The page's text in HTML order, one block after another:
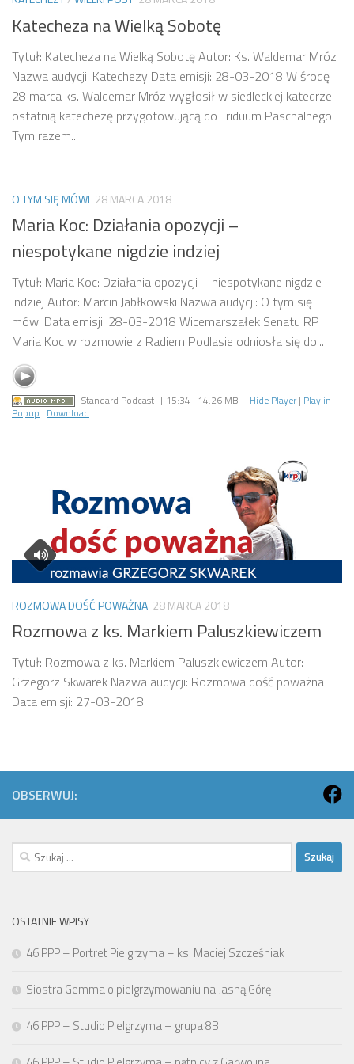
Katecheza na Wielką Sobotę
Tytuł: Katecheza na Wielką Sobotę Autor: Ks. Waldemar Mróz
Nazwa audycji: Katechezy Data emisji: 28-03-2018 W środę
28 marca ks. Waldemar Mróz wygłosił w siedleckiej katedrze
ostatnią katechezę przygotowującą do Triduum Paschalnego.
Tym razem...
O TYM SIĘ MÓWI 28 MARCA 2018
Maria Koc: Działania opozycji –
niespotykane nigdzie indziej
Tytuł: Maria Koc: Działania opozycji – niespotykane nigdzie
indziej Autor: Marcin Jabłkowski Nazwa audycji: O tym się
mówi Data emisji: 28-03-2018 Wicemarszałek Senatu RP
Maria Koc w rozmowie z Radiem Podlasie odniosła się do...
Standard Podcast [ 15:34 | 14.26 MB ] Hide Player | Play in
Popup | Download
ROZMOWA DOŚĆ POWAŻNA 28 MARCA 2018
Rozmowa z ks. Markiem Paluszkiewiczem
Tytuł: Rozmowa z ks. Markiem Paluszkiewiczem Autor:
Grzegorz Skwarek Nazwa audycji: Rozmowa dość poważna
Data emisji: 27-03-2018
OBSERWUJ:
Szukaj:
OSTATNIE WPISY
46 PPP – Portret Pielgrzyma – ks. Maciej Szcześniak
Siostra Gemma o pielgrzymowaniu na Jasną Górę
46 PPP – Studio Pielgrzyma – grupa 8B